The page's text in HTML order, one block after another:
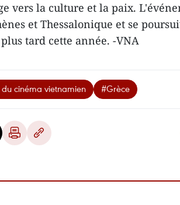
vers la culture et la paix.
et Thessalonique et se
tard cette année. -VNA
cinéma vietnamien #Grèce